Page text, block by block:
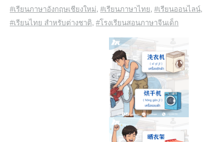
#เรียนภาษาอังกฤษเชียงใหม่, #เรียนภาษาไทย, #เรียนออนไลน์,
#เรียนไทย สำหรับต่างชาติ, #โรงเรียนสอนภาษาจีนเด็ก